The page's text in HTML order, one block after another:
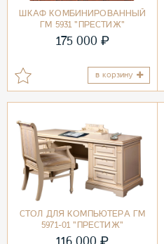
ШКАФ КОМБИНИРОВАННЫЙ
ГМ 5931 "ПРЕСТИЖ"
175 000 ₽
в корзину
СТОЛ ДЛЯ КОМПЬЮТЕРА ГМ
5971-01 "ПРЕСТИЖ"
116 000 ₽